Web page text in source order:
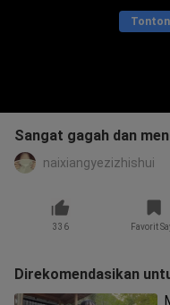
Tonton
Sangat gagah dan
naixiangyezizhishui
336 Favorit
Direkomendasikan
Bahasa Indonesia